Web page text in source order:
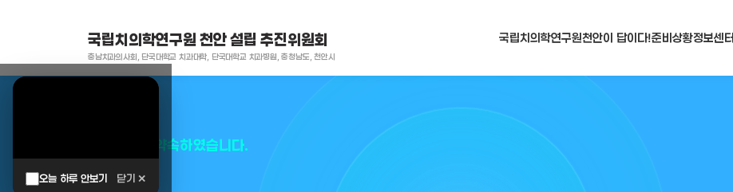
국립치의학연구원 천안 설립 추진위원회
충남치과의사회, 단국대학교 치과대학, 단국대학교 치과병원, 충청남도, 천안시
국립치의학연구원천안이 답이다!준비상황정보센터
오늘 하루 안보기 닫기 ✕
대한민국은 두번이나 약속하였습니다.